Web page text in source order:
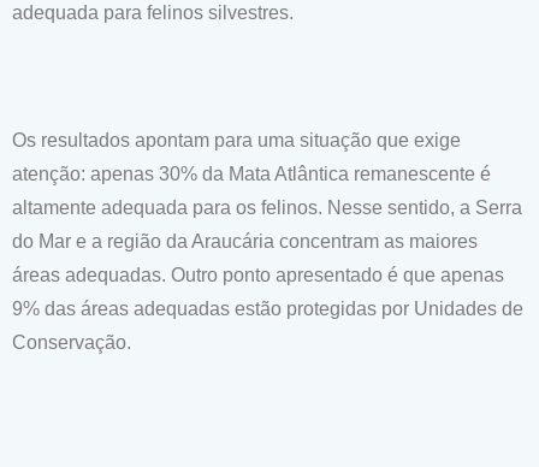
adequada para felinos silvestres.
Os resultados apontam para uma situação que exige
atenção: apenas 30% da Mata Atlântica remanescente é
altamente adequada para os felinos. Nesse sentido, a Serra
do Mar e a região da Araucária concentram as maiores
áreas adequadas. Outro ponto apresentado é que apenas
9% das áreas adequadas estão protegidas por Unidades de
Conservação.